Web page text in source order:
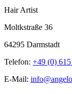
Hair Artist
Moltkstraße 36
64295 Darmstadt
Telefon: +49 (0)
E-Mail: